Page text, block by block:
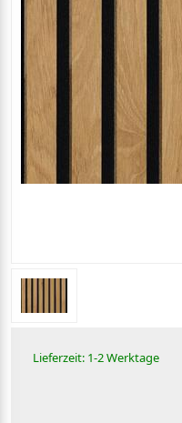
Lieferzeit: 1-2 Werktage